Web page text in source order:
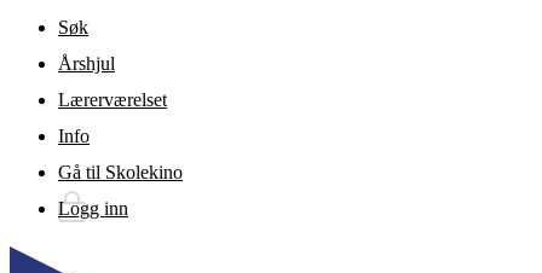
Gå til hovedinnhold
Søk
Årshjul
Lærerværelset
Info
Gå til Skolekino
Logg inn